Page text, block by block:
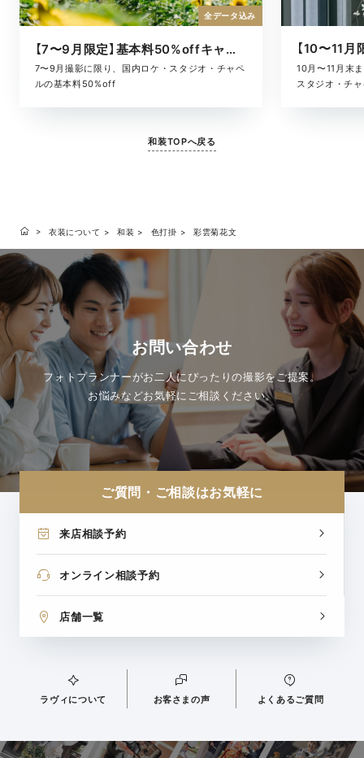
【7〜9月限定】基本料50%offキャンペーン
7〜9月撮影に限り、国内ロケ・スタジオ・チャペ
ルの基本料50%off
全データ込み
10月〜11月末
スタジオ・チ
和装TOPへ戻る
衣装について 和装 色打掛 彩雲菊花文
お問い合わせ
フォトプランナーがお二人にぴったりの撮影をご提案。
お悩みなどお気軽にご相談ください。
ご質問・ご相談はお気軽に
来店相談予約
オンライン相談予約
店舗一覧
ラヴィについて お客さまの声 よくあるご質問